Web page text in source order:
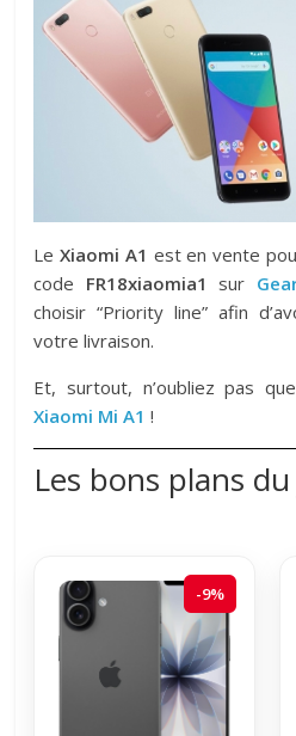
LeXiaomi A1 est en vente
code FR18xiaomia1 sur
choisir “Priority line” afin
votre livraison.
Et, surtout, n’oubliez pas que
Xiaomi Mi A1 !
Les bons plans
-9%